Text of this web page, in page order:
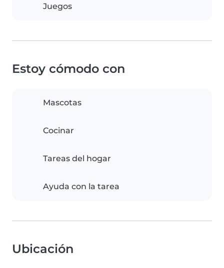
Juegos
Estoy cómodo con
Mascotas
Cocinar
Tareas del hogar
Ayuda con la tarea
Ubicación